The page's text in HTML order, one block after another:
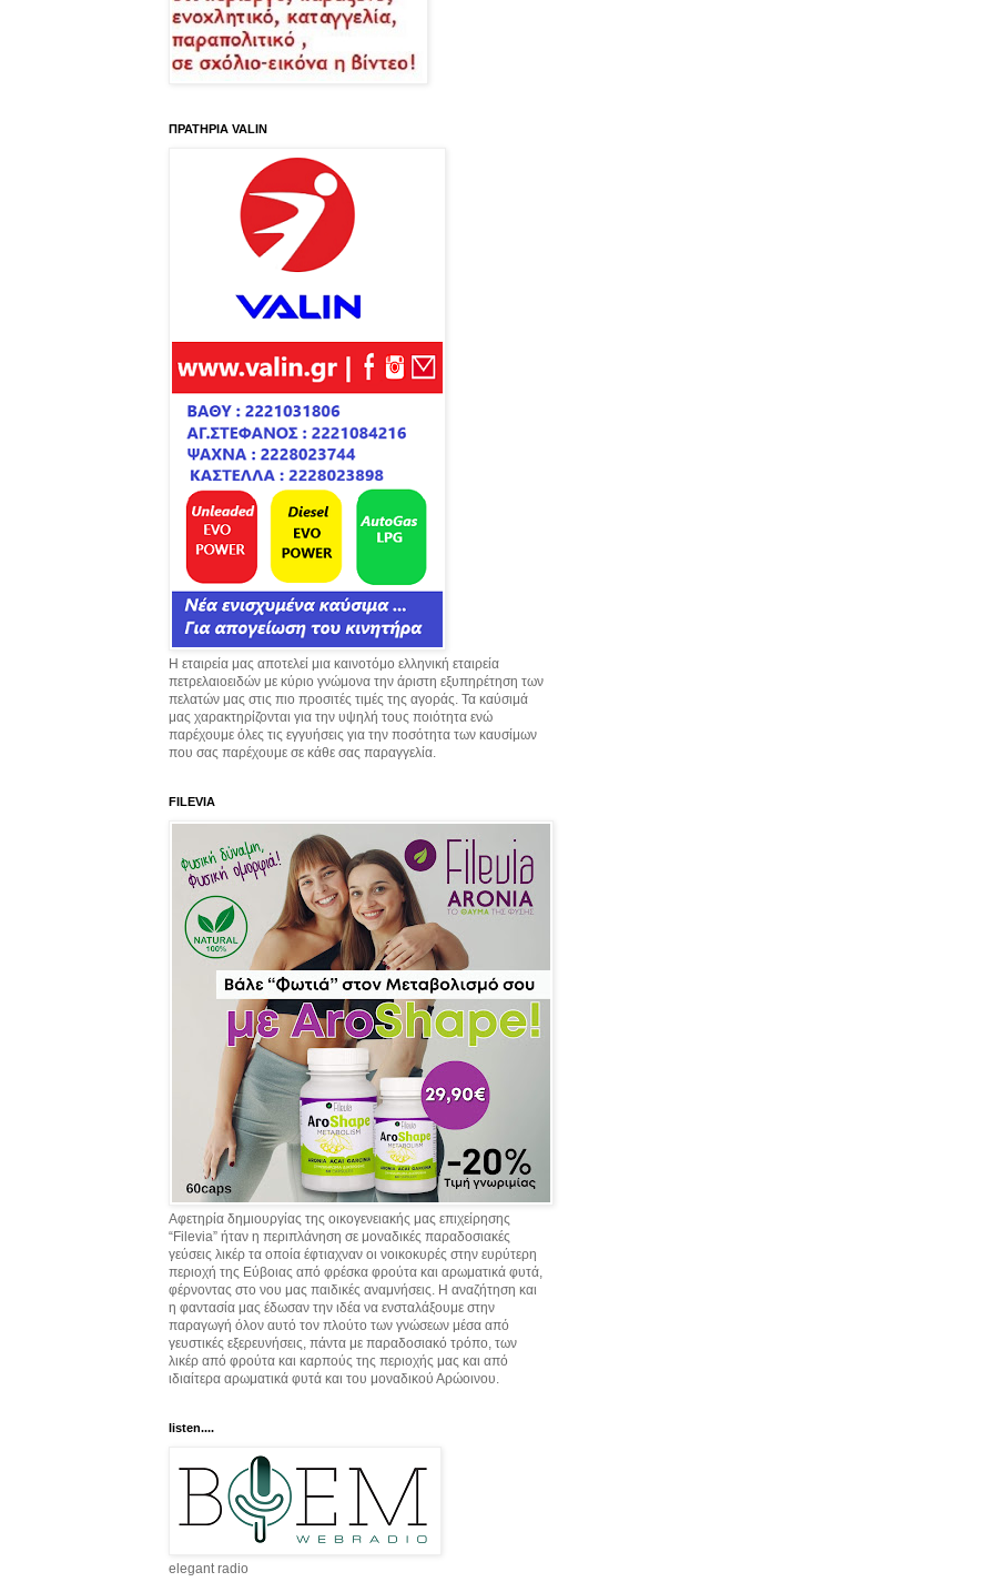
ΠΡΑΤΗΡΙΑ VALIN
Η εταιρεία μας αποτελεί μια καινοτόμο ελληνική εταιρεία
πετρελαιοειδών με κύριο γνώμονα την άριστη εξυπηρέτηση των
πελατών μας στις πιο προσιτές τιμές της αγοράς. Τα καύσιμά
μας χαρακτηρίζονται για την υψηλή τους ποιότητα ενώ
παρέχουμε όλες τις εγγυήσεις για την ποσότητα των καυσίμων
που σας παρέχουμε σε κάθε σας παραγγελία.
FILEVIA
Αφετηρία δημιουργίας της οικογενειακής μας επιχείρησης
“Filevia” ήταν η περιπλάνηση σε μοναδικές παραδοσιακές
γεύσεις λικέρ τα οποία έφτιαχναν οι νοικοκυρές στην ευρύτερη
περιοχή της Εύβοιας από φρέσκα φρούτα και αρωματικά φυτά,
φέρνοντας στο νου μας παιδικές αναμνήσεις. Η αναζήτηση και
η φαντασία μας έδωσαν την ιδέα να ενσταλάξουμε στην
παραγωγή όλον αυτό τον πλούτο των γνώσεων μέσα από
γευστικές εξερευνήσεις, πάντα με παραδοσιακό τρόπο, των
λικέρ από φρούτα και καρπούς της περιοχής μας και από
ιδιαίτερα αρωματικά φυτά και του μοναδικού Αρώοινου.
listen....
elegant radio